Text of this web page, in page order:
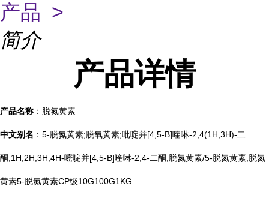
产品 >
简介
产品详情
产品名称 ：脱氮黄素
中文别名 ：5-脱氮黄素;脱氧黄素;吡啶并[4,5-B]喹啉-2,4(1H,3H)-二
酮;1H,2H,3H,4H-嘧啶并[4,5-B]喹啉-2,4-二酮;脱氮黄素/5-脱氮黄素;脱氮
黄素5-脱氮黄素CP级10G100G1KG